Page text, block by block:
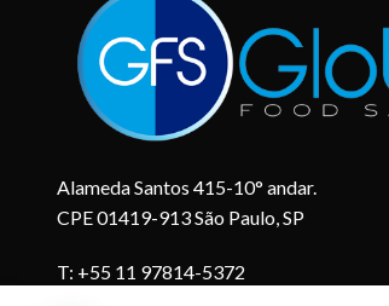
Alameda Santos 415-10° andar.
CPE 01419-913 São Paulo, SP
T: +55 11 97814-5372